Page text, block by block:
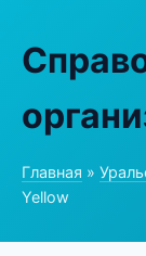
Главная »
Yellow